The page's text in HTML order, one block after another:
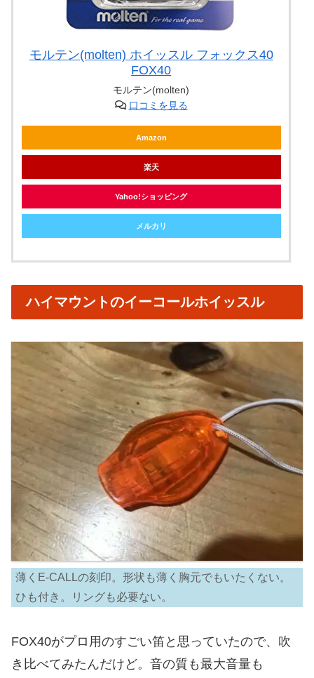
モルテン(molten) ホイッスル フォックス40
FOX40
モルテン(molten)
口コミを見る
Amazon
楽天
Yahoo!ショッピング
メルカリ
ハイマウントのイーコールホイッスル
薄くE-CALLの刻印。形状も薄く胸元でもいたくない。
ひも付き。リングも必要ない。
FOX40がプロ用のすごい笛と思っていたので、吹
き比べてみたんだけど。音の質も最大音量も